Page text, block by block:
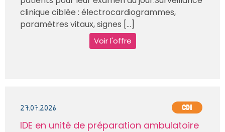
clinique ciblée : électrocardiogrammes,
paramètres vitaux, signes [...]
Voir l'offre
27.07.2026 CDI
IDE en unité de préparation ambulatoire